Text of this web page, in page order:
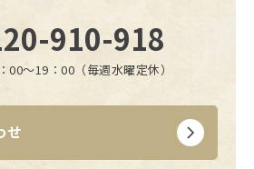
910-918
00〜19：00（毎週水曜定休）
せ